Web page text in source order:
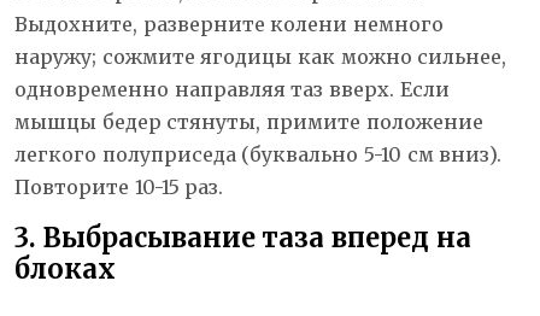
Выдохните, разверните колени немного
наружу; сожмите ягодицы как можно сильнее,
одновременно направляя таз вверх. Если
мышцы бедер стянуты, примите положение
легкого полуприседа (буквально 5-10 см вниз).
Повторите 10-15 раз.
3. Выбрасывание таза вперед на
блоках